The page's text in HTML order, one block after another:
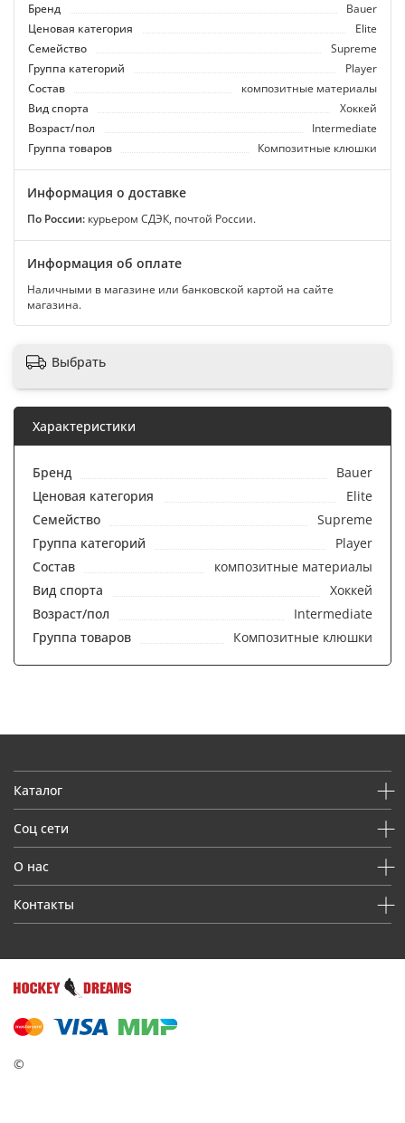
Бренд
Bauer
Ценовая категория
Elite
Семейство
Supreme
Группа категорий
Player
Состав
композитные материалы
Вид спорта
Хоккей
Возраст/пол
Intermediate
Группа товаров
Композитные клюшки
Информация о доставке
По России: курьером СДЭК, почтой России.
Информация об оплате
Наличными в магазине или банковской картой на сайте
магазина.
Выбрать
Характеристики
Бренд
Bauer
Ценовая категория
Elite
Семейство
Supreme
Группа категорий
Player
Состав
композитные материалы
Вид спорта
Хоккей
Возраст/пол
Intermediate
Группа товаров
Композитные клюшки
Каталог
Соц сети
О нас
Контакты
©